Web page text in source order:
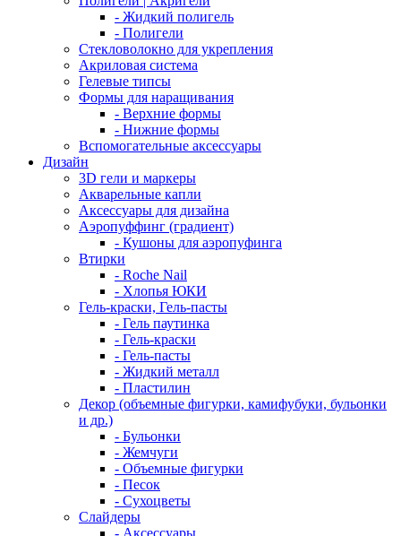
- Жидкий полигель
- Полигели
Стекловолокно для укрепления
Акриловая система
Гелевые типсы
Формы для наращивания
- Верхние формы
- Нижние формы
Вспомогательные аксессуары
Дизайн
3D гели и маркеры
Акварельные капли
Аксессуары для дизайна
Аэропуффинг (градиент)
- Кушоны для аэропуфинга
Втирки
- Roche Nail
- Хлопья ЮКИ
Гель-краски, Гель-пасты
- Гель паутинка
- Гель-краски
- Гель-пасты
- Жидкий металл
- Пластилин
Декор (объемные фигурки, камифубуки, бульонки
и др.)
- Бульонки
- Жемчуги
- Объемные фигурки
- Песок
- Сухоцветы
Слайдеры
- Аксессуары